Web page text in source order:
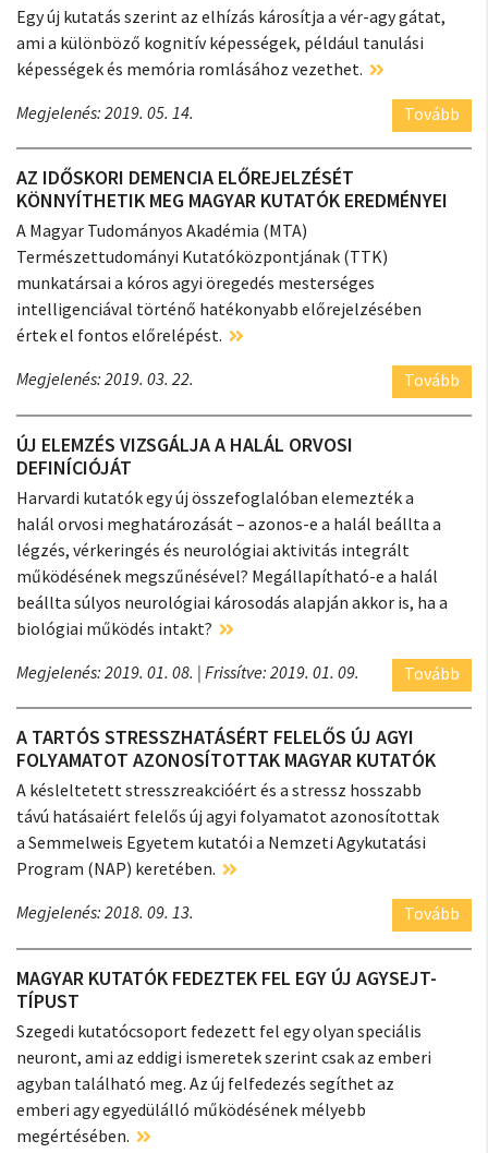
Egy új kutatás szerint az elhízás károsítja a vér-agy gátat,
ami a különböző kognitív képességek, például tanulási
képességek és memória romlásához vezethet.
Megjelenés: 2019. 05. 14.
Tovább
AZ IDŐSKORI DEMENCIA ELŐREJELZÉSÉT
KÖNNYÍTHETIK MEG MAGYAR KUTATÓK EREDMÉNYEI
A Magyar Tudományos Akadémia (MTA)
Természettudományi Kutatóközpontjának (TTK)
munkatársai a kóros agyi öregedés mesterséges
intelligenciával történő hatékonyabb előrejelzésében
értek el fontos előrelépést.
Megjelenés: 2019. 03. 22.
Tovább
ÚJ ELEMZÉS VIZSGÁLJA A HALÁL ORVOSI
DEFINÍCIÓJÁT
Harvardi kutatók egy új összefoglalóban elemezték a
halál orvosi meghatározását – azonos-e a halál beállta a
légzés, vérkeringés és neurológiai aktivitás integrált
működésének megszűnésével? Megállapítható-e a halál
beállta súlyos neurológiai károsodás alapján akkor is, ha a
biológiai működés intakt?
Megjelenés: 2019. 01. 08. | Frissítve: 2019. 01. 09. Tovább
A TARTÓS STRESSZHATÁSÉRT FELELŐS ÚJ AGYI
FOLYAMATOT AZONOSÍTOTTAK MAGYAR KUTATÓK
A késleltetett stresszreakcióért és a stressz hosszabb
távú hatásaiért felelős új agyi folyamatot azonosítottak
a Semmelweis Egyetem kutatói a Nemzeti Agykutatási
Program (NAP) keretében.
Megjelenés: 2018. 09. 13.
Tovább
MAGYAR KUTATÓK FEDEZTEK FEL EGY ÚJ AGYSEJT-
TÍPUST
Szegedi kutatócsoport fedezett fel egy olyan speciális
neuront, ami az eddigi ismeretek szerint csak az emberi
agyban található meg. Az új felfedezés segíthet az
emberi agy egyedülálló működésének mélyebb
megértésében.